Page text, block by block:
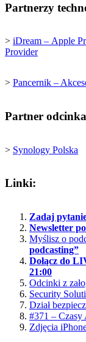
Partnerzy
> iDream – Apple
Provider
> Pancernik –
Partner
> Synology Polska
Linki:
Zadaj
Newsletter
Myślisz o
podcasting”
Dołącz do
21:00
Odcinki z
Security
Dział
#371 –
Zdjęcia